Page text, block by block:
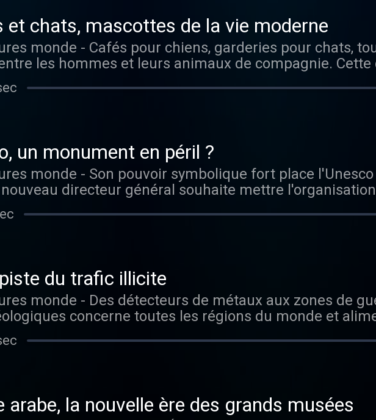
et chats, mascottes de la vie moderne
les hommes et leurs animaux de compagnie. Cette
les évolutions juridiques autour de leur statut. Vous aimez
tous les épisodes sans limite, rendez-vous sur Radio
un monument en péril ?
directeur général souhaite mettre
des peuples alors que l'administration états-unienne
et pro-palestinienne. Vous aimez ce podcast ?
du trafic illicite
concerne toutes les régions du monde et
autour de réseaux criminels, fragilisant toujours
épisodes sans
arabe, la nouvelle ère des grands musées